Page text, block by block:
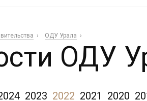
ОДУ Урала
ОДУ
2023 2022 2021 2020